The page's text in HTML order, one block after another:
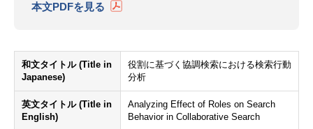
本文PDFを見る
和文タイトル (Title in
Japanese)
役割に基づく協調検索における検索行動
分析
英文タイトル (Title in
English)
Analyzing Effect of Roles on Search
Behavior in Collaborative Search